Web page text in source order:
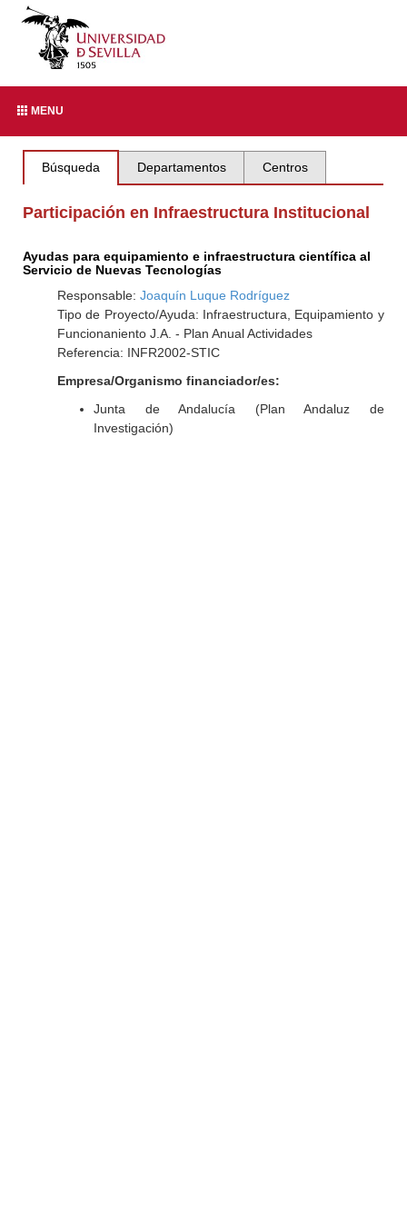
MENU
Búsqueda Departamentos Centros
Participación en Infraestructura Institucional
Ayudas para equipamiento e infraestructura científica al
Servicio de Nuevas Tecnologías
Responsable: Joaquín Luque Rodríguez
Tipo de Proyecto/Ayuda: Infraestructura, Equipamiento y
Funcionaniento J.A. - Plan Anual Actividades
Referencia: INFR2002-STIC
Empresa/Organismo financiador/es:
Junta de Andalucía (Plan Andaluz de
Investigación)